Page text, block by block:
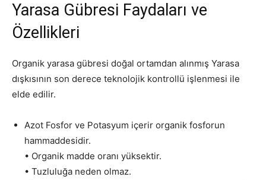
Yarasa Gübresi Faydaları ve
Özellikleri
Organik yarasa gübresi doğal ortamdan alınmış Yarasa
dışkısının son derece teknolojik kontrollü işlenmesi ile
elde edilir.
Azot Fosfor ve Potasyum içerir organik fosforun
hammaddesidir.
• Organik madde oranı yüksektir.
• Tuzluluğa neden olmaz.